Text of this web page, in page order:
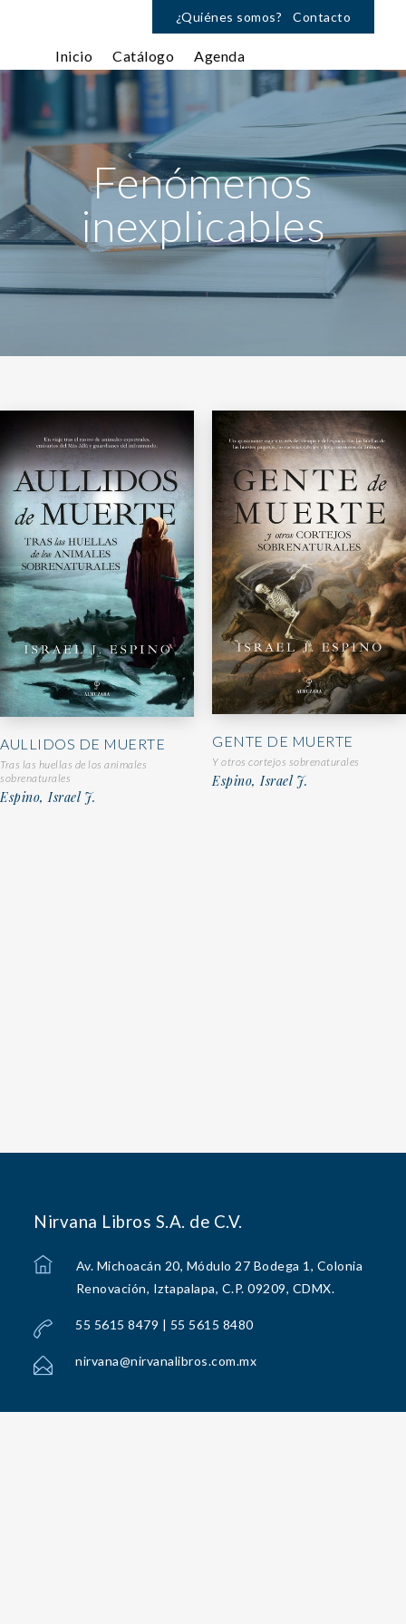
¿Quiénes somos? Contacto
Inicio Catálogo Agenda
Fenómenos
inexplicables
AULLIDOS DE MUERTE
Tras las huellas de los animales
sobrenaturales
Espino, Israel J.
GENTE DE MUERTE
Y otros cortejos sobrenaturales
Espino, Israel J.
Nirvana Libros S.A. de C.V.
Av. Michoacán 20, Módulo 27 Bodega 1, Colonia
Renovación, Iztapalapa, C.P. 09209, CDMX.
55 5615 8479 | 55 5615 8480
nirvana@nirvanalibros.com.mx